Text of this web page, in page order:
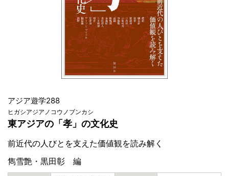
アジア遊学288
ヒガシアジアノコウノブンカシ
東アジアの「孝」の文化史
前近代の人びとを支えた価値観を読み解く
雋雪艶・黒田彰 編